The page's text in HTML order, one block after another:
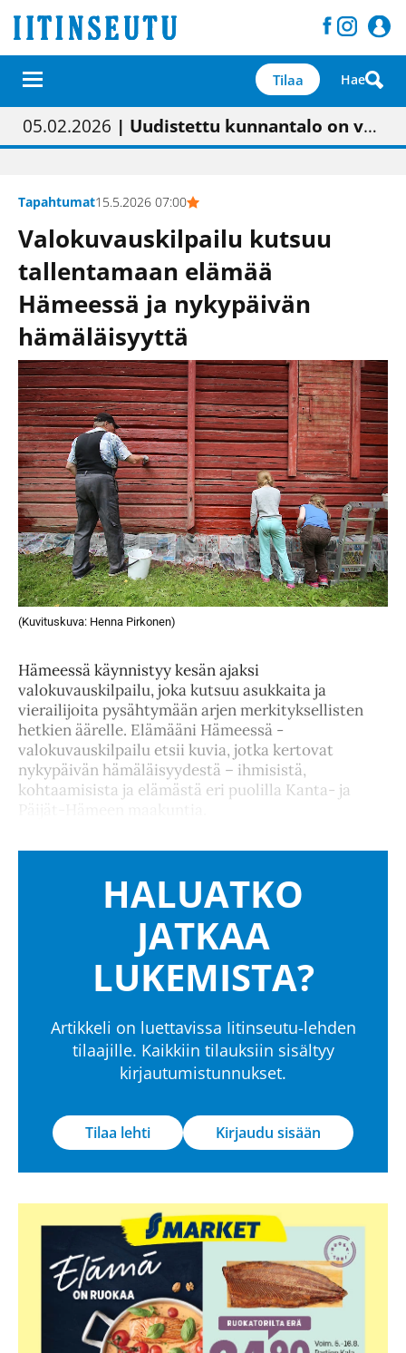
Tilaa Hae
01.02.2026 | Painon vaihtumisen pitäisi näkyä hieman parempana painojäljen laatuna lehdessä
05.02.2026 | Uudistettu kunnantalo on valoisa
23.04.2026 | “Olemme käynnistämässä uudelleen keskustavisiotyön”
09.05.2026| "Maalla on totuttu elämään omavaraisemmin kuin kaupungissa"
Tapahtumat15.5.2026 07:00
Valokuvauskilpailu kutsuu
tallentamaan elämää
Hämeessä ja nykypäivän
hämäläisyyttä
(Kuvituskuva: Henna Pirkonen)
Hämeessä käynnistyy kesän ajaksi
valokuvauskilpailu, joka kutsuu asukkaita ja
vierailijoita pysähtymään arjen merkityksellisten
hetkien äärelle. Elämääni Hämeessä -
valokuvauskilpailu etsii kuvia, jotka kertovat
nykypäivän hämäläisyydestä – ihmisistä,
kohtaamisista ja elämästä eri puolilla Kanta- ja
Päijät-Hämeen maakuntia.
HALUATKO
JATKAA
LUKEMISTA?
Artikkeli on luettavissa Iitinseutu-lehden
tilaajille. Kaikkiin tilauksiin sisältyy
kirjautumistunnukset.
Tilaa lehti Kirjaudu sisään